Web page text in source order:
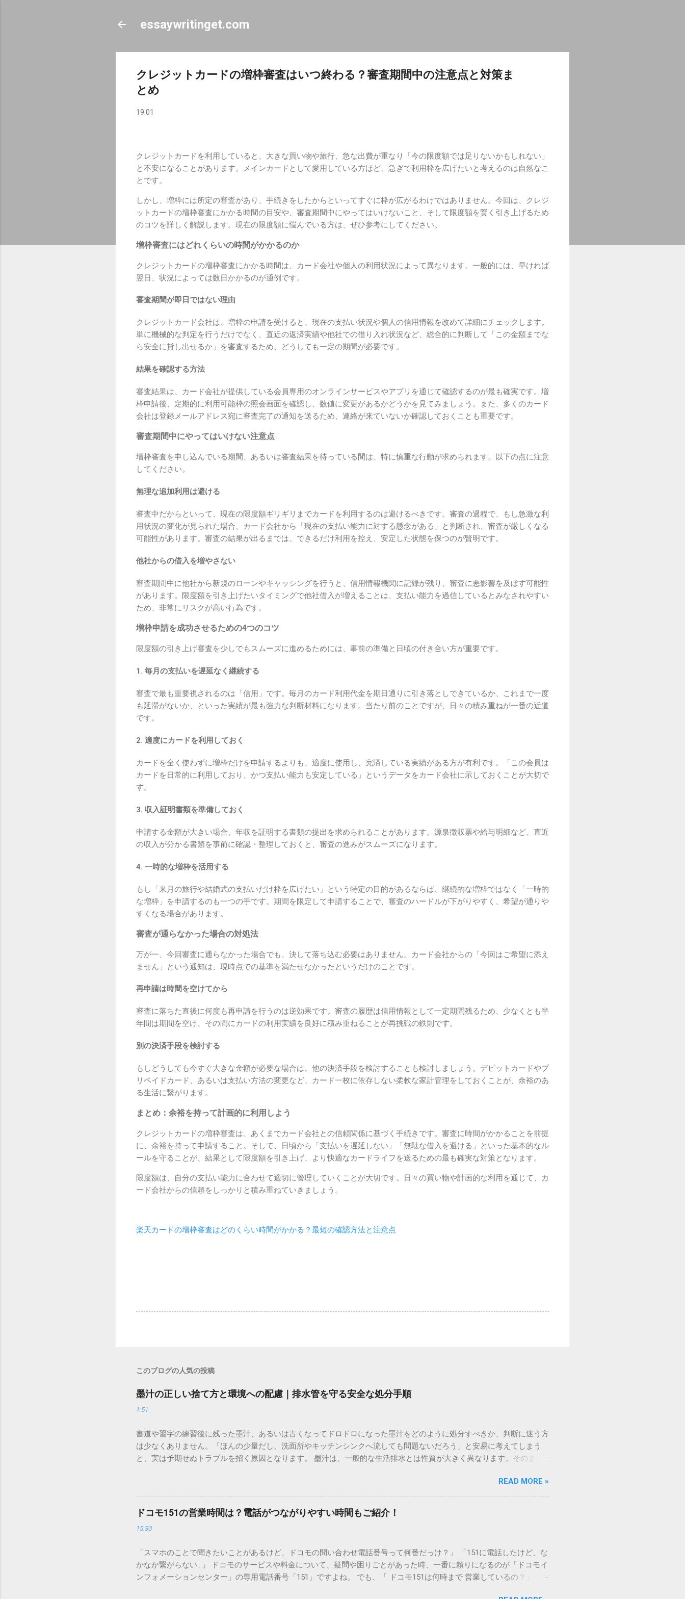
essaywritinget.com
クレジットカードの増枠審査はいつ終わる？審査期間中の注意点と対策ま
とめ
19:01
クレジットカードを利用していると、大きな買い物や旅行、急な出費が重なり「今の限度額では足りないかもしれない」
と不安になることがあります。メインカードとして愛用している方ほど、急ぎで利用枠を広げたいと考えるのは自然なこ
とです。
しかし、増枠には所定の審査があり、手続きをしたからといってすぐに枠が広がるわけではありません。今回は、クレジ
ットカードの増枠審査にかかる時間の目安や、審査期間中にやってはいけないこと、そして限度額を賢く引き上げるため
のコツを詳しく解説します。現在の限度額に悩んでいる方は、ぜひ参考にしてください。
増枠審査にはどれくらいの時間がかかるのか
クレジットカードの増枠審査にかかる時間は、カード会社や個人の利用状況によって異なります。一般的には、早ければ
翌日、状況によっては数日かかるのが通例です。
審査期間が即日ではない理由
クレジットカード会社は、増枠の申請を受けると、現在の支払い状況や個人の信用情報を改めて詳細にチェックします。
単に機械的な判定を行うだけでなく、直近の返済実績や他社での借り入れ状況など、総合的に判断して「この金額までな
ら安全に貸し出せるか」を審査するため、どうしても一定の期間が必要です。
結果を確認する方法
審査結果は、カード会社が提供している会員専用のオンラインサービスやアプリを通じて確認するのが最も確実です。増
枠申請後、定期的に利用可能枠の照会画面を確認し、数値に変更があるかどうかを見てみましょう。また、多くのカード
会社は登録メールアドレス宛に審査完了の通知を送るため、連絡が来ていないか確認しておくことも重要です。
審査期間中にやってはいけない注意点
増枠審査を申し込んでいる期間、あるいは審査結果を待っている間は、特に慎重な行動が求められます。以下の点に注意
してください。
無理な追加利用は避ける
審査中だからといって、現在の限度額ギリギリまでカードを利用するのは避けるべきです。審査の過程で、もし急激な利
用状況の変化が見られた場合、カード会社から「現在の支払い能力に対する懸念がある」と判断され、審査が厳しくなる
可能性があります。審査の結果が出るまでは、できるだけ利用を控え、安定した状態を保つのが賢明です。
他社からの借入を増やさない
審査期間中に他社から新規のローンやキャッシングを行うと、信用情報機関に記録が残り、審査に悪影響を及ぼす可能性
があります。限度額を引き上げたいタイミングで他社借入が増えることは、支払い能力を過信しているとみなされやすい
ため、非常にリスクが高い行為です。
増枠申請を成功させるための4つのコツ
限度額の引き上げ審査を少しでもスムーズに進めるためには、事前の準備と日頃の付き合い方が重要です。
1. 毎月の支払いを遅延なく継続する
審査で最も重要視されるのは「信用」です。毎月のカード利用代金を期日通りに引き落としできているか、これまで一度
も延滞がないか、といった実績が最も強力な判断材料になります。当たり前のことですが、日々の積み重ねが一番の近道
です。
2. 適度にカードを利用しておく
カードを全く使わずに増枠だけを申請するよりも、適度に使用し、完済している実績がある方が有利です。「この会員は
カードを日常的に利用しており、かつ支払い能力も安定している」というデータをカード会社に示しておくことが大切で
す。
3. 収入証明書類を準備しておく
申請する金額が大きい場合、年収を証明する書類の提出を求められることがあります。源泉徴収票や給与明細など、直近
の収入が分かる書類を事前に確認・整理しておくと、審査の進みがスムーズになります。
4. 一時的な増枠を活用する
もし「来月の旅行や結婚式の支払いだけ枠を広げたい」という特定の目的があるならば、継続的な増枠ではなく「一時的
な増枠」を申請するのも一つの手です。期間を限定して申請することで、審査のハードルが下がりやすく、希望が通りや
すくなる場合があります。
審査が通らなかった場合の対処法
万が一、今回審査に通らなかった場合でも、決して落ち込む必要はありません。カード会社からの「今回はご希望に添え
ません」という通知は、現時点での基準を満たせなかったというだけのことです。
再申請は時間を空けてから
審査に落ちた直後に何度も再申請を行うのは逆効果です。審査の履歴は信用情報として一定期間残るため、少なくとも半
年間は期間を空け、その間にカードの利用実績を良好に積み重ねることが再挑戦の鉄則です。
別の決済手段を検討する
もしどうしても今すぐ大きな金額が必要な場合は、他の決済手段を検討することも検討しましょう。デビットカードやプ
リペイドカード、あるいは支払い方法の変更など、カード一枚に依存しない柔軟な家計管理をしておくことが、余裕のあ
る生活に繋がります。
まとめ：余裕を持って計画的に利用しよう
クレジットカードの増枠審査は、あくまでカード会社との信頼関係に基づく手続きです。審査に時間がかかることを前提
に、余裕を持って申請すること。そして、日頃から「支払いを遅延しない」「無駄な借入を避ける」といった基本的なル
ールを守ることが、結果として限度額を引き上げ、より快適なカードライフを送るための最も確実な対策となります。
限度額は、自分の支払い能力に合わせて適切に管理していくことが大切です。日々の買い物や計画的な利用を通じて、カ
ード会社からの信頼をしっかりと積み重ねていきましょう。
楽天カードの増枠審査はどのくらい時間がかかる？最短の確認方法と注意点
このブログの人気の投稿
墨汁の正しい捨て方と環境への配慮｜排水管を守る安全な処分手順
1:51
書道や習字の練習後に残った墨汁、あるいは古くなってドロドロになった墨汁をどのように処分すべきか、判断に迷う方
は少なくありません。「ほんの少量だし、洗面所やキッチンシンクへ流しても問題ないだろう」と安易に考えてしまう
と、実は予期せぬトラブルを招く原因となります。 墨汁は、一般的な生活排水とは性質が大きく異なります。そのまま
は、墨汁を安全かつ環境に優しい方法で処分するための手順と、容器を適切に分別する方法を徹底解説します。 墨汁を
「排水口に流してはいけない」3つの理由 墨汁の主成分は「煤（すす）」と「膠（にかわ）」、そして水です。これらは
非常に微細かつ独特の粘性を持っているため、下水処理や配管維持の観点から以下の問題が発生します。 1. 環境への深
刻な負荷 墨汁に含まれる煤の粒子は極めて微細です。現代の排水処理施設であっても、これらの微粒子を完全に分解・
除去することは容易ではありません。大量に流し続けると河川や海まで到達し、水質の濁りや生態系へ悪影響を及ぼすリ
質があります。排水管内で墨汁が冷えて付着すると、管の通り道を狭め、深刻な詰まりを引き起こします。特に築年数が
経過した住宅では配管トラブルが起きやすく、修理費用が高額になるケースも珍しくありません。 3. 頑固なシミと汚れ
の沈着 陶器やホーロー製のシンクに墨汁が付着すると、細かい粒子が素材の隙間に入り込み、取れない黒ずみとなりま
READ MORE »
ドコモ151の営業時間は？電話がつながりやすい時間もご紹介！
15:30
「スマホのことで聞きたいことがあるけど、ドコモの問い合わせ電話番号って何番だっけ？」 「151に電話したけど、な
かなか繋がらない…」 ドコモのサービスや料金について、疑問や困りごとがあった時、一番に頼りになるのが「ドコモイ
ンフォメーションセンター」の専用電話番号「151」ですよね。 でも、「 ドコモ151は何時まで 営業しているの？」「